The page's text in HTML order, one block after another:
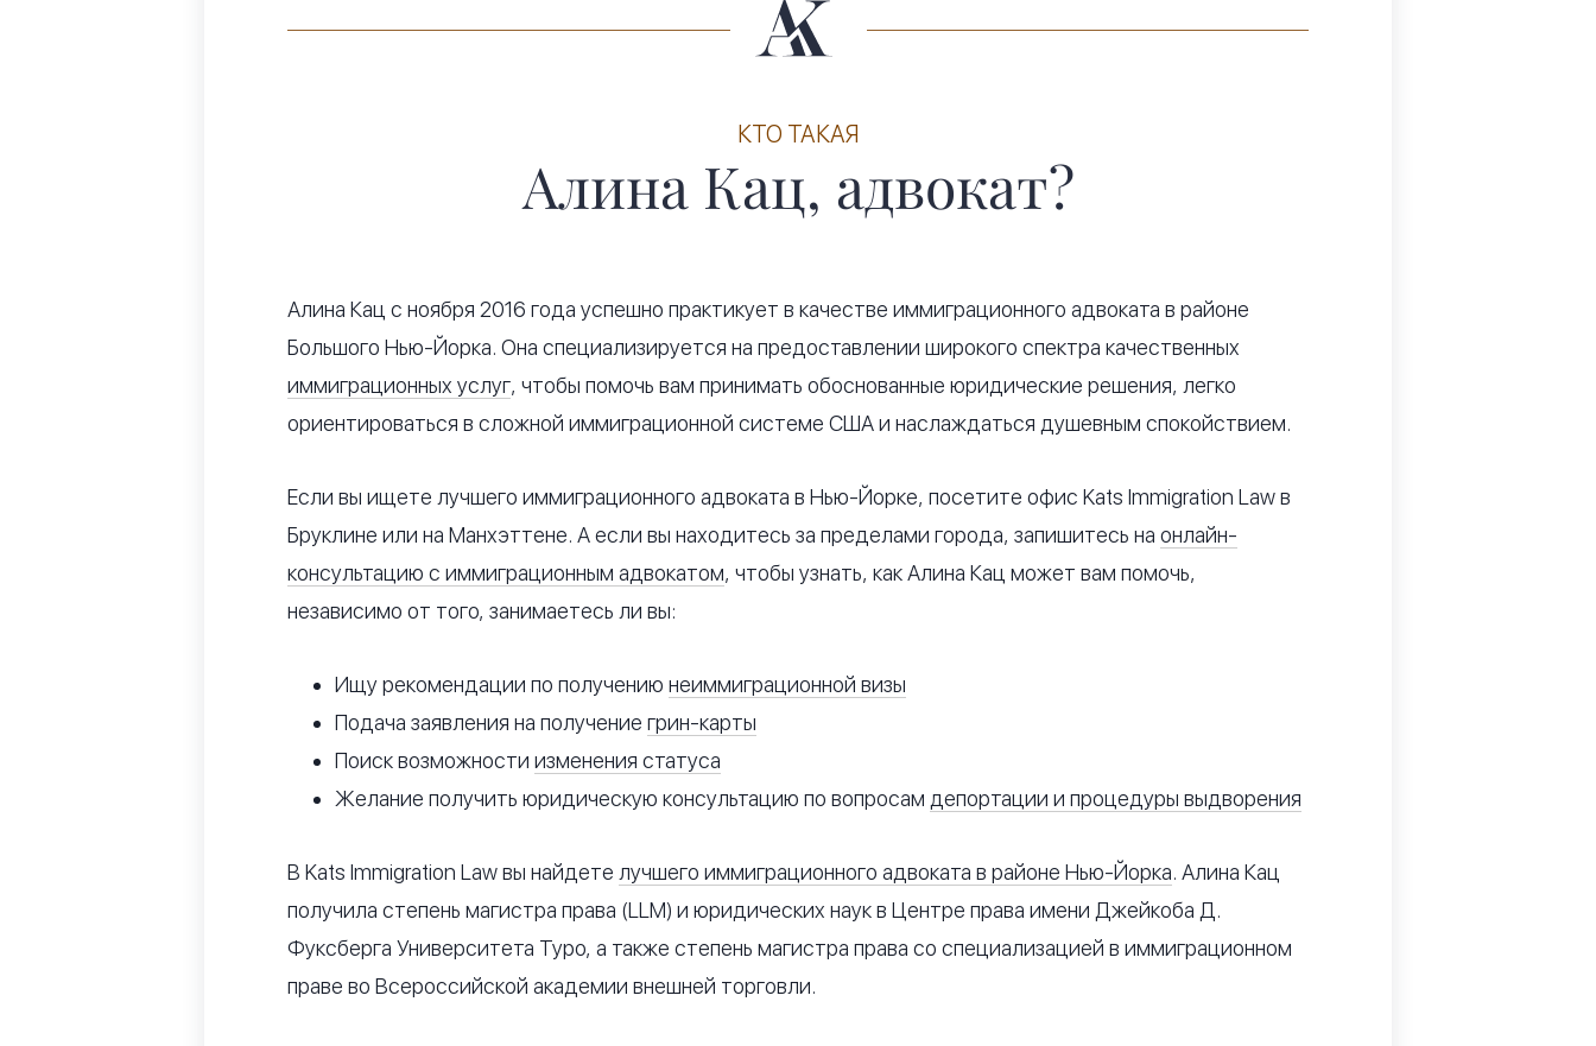
КТО ТАКАЯ
Алина Кац, адвокат?
Алина Кац с ноября 2016 года успешно практикует в качестве иммиграционного адвоката в районе
Большого Нью-Йорка. Она специализируется на предоставлении широкого спектра качественных
иммиграционных услуг, чтобы помочь вам принимать обоснованные юридические решения, легко
ориентироваться в сложной иммиграционной системе США и наслаждаться душевным спокойствием.
Если вы ищете лучшего иммиграционного адвоката в Нью-Йорке, посетите офис Kats Immigration Law в
Бруклине или на Манхэттене. А если вы находитесь за пределами города, запишитесь на онлайн-
консультацию с иммиграционным адвокатом, чтобы узнать, как Алина Кац может вам помочь,
независимо от того, занимаетесь ли вы:
Ищу рекомендации по получению неиммиграционной визы
Подача заявления на получение грин-карты
Поиск возможности изменения статуса
Желание получить юридическую консультацию по вопросам депортации и процедуры выдворения
В Kats Immigration Law вы найдете лучшего иммиграционного адвоката в районе Нью-Йорка. Алина Кац
получила степень магистра права (LLM) и юридических наук в Центре права имени Джейкоба Д.
Фуксберга Университета Туро, а также степень магистра права со специализацией в иммиграционном
праве во Всероссийской академии внешней торговли.